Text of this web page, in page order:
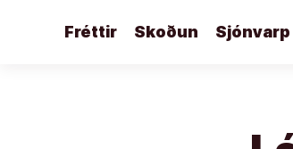
Fréttir Skoðun Sjónvarp